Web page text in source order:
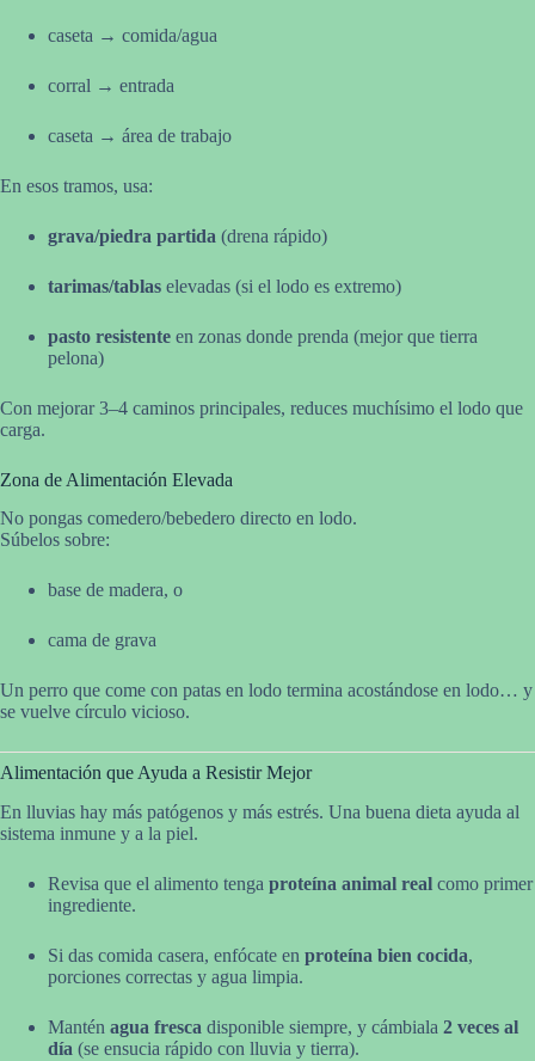
caseta → comida/agua
corral → entrada
caseta → área de trabajo
En esos tramos, usa:
grava/piedra partida (drena rápido)
tarimas/tablas elevadas (si el lodo es extremo)
pasto resistente en zonas donde prenda (mejor que tierra
pelona)
Con mejorar 3–4 caminos principales, reduces muchísimo el lodo que
carga.
Zona de Alimentación Elevada
No pongas comedero/bebedero directo en lodo.
Súbelos sobre:
base de madera, o
cama de grava
Un perro que come con patas en lodo termina acostándose en lodo… y
se vuelve círculo vicioso.
Alimentación que Ayuda a Resistir Mejor
En lluvias hay más patógenos y más estrés. Una buena dieta ayuda al
sistema inmune y a la piel.
Revisa que el alimento tenga proteína animal real como primer
ingrediente.
Si das comida casera, enfócate en proteína bien cocida,
porciones correctas y agua limpia.
Mantén agua fresca disponible siempre, y cámbiala 2 veces al
día (se ensucia rápido con lluvia y tierra).